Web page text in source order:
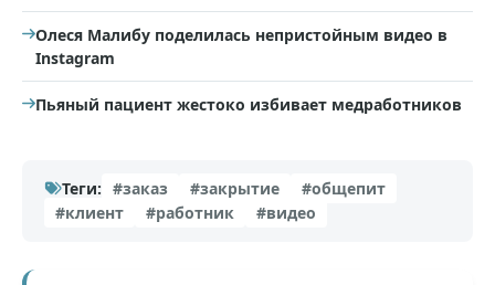
Олеся Малибу поделилась непристойным видео в
Instagram
Пьяный пациент жестоко избивает медработников
Теги: #заказ #закрытие
#общепит
#клиент
#работник #видео